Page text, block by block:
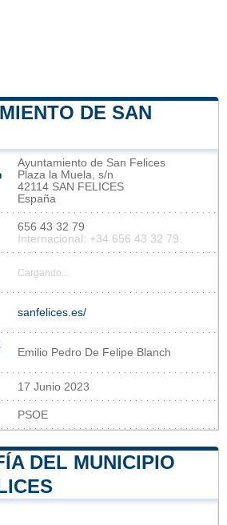
DE SAN
Ayuntamiento de San Felices
Plaza la Muela, s/n
42114 SAN FELICES
España
656 43 32 79
Internacional: +34 656 43 32 79
Cargando...
sanfelices.es/
Emilio Pedro De Felipe Blanch
17 Junio 2023
PSOE
DEL MUNICIPIO